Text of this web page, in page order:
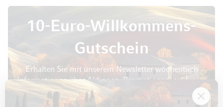
10-Euro-Willkommens-
Gutschein
Erhalten Sie mit unserem Newsletter wöchentlich
Informationen über Aktionen, Promotionen, exklusive
Rabatte sowie aktuelle News.